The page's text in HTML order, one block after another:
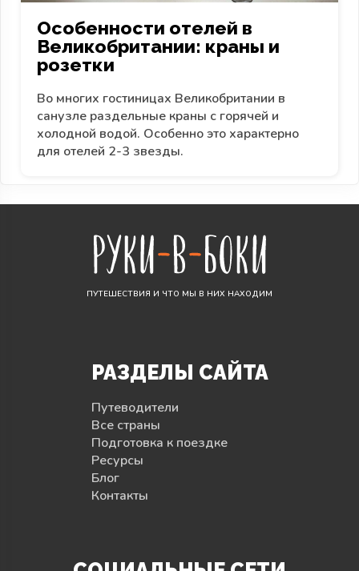
Особенности отелей в
Великобритании: краны и
розетки
Во многих гостиницах Великобритании в
санузле раздельные краны с горячей и
холодной водой. Особенно это характерно
для отелей 2-3 звезды.
ПУТЕШЕСТВИЯ И ЧТО МЫ В НИХ НАХОДИМ
РАЗДЕЛЫ САЙТА
Путеводители
Все страны
Подготовка к поездке
Ресурсы
Блог
Контакты